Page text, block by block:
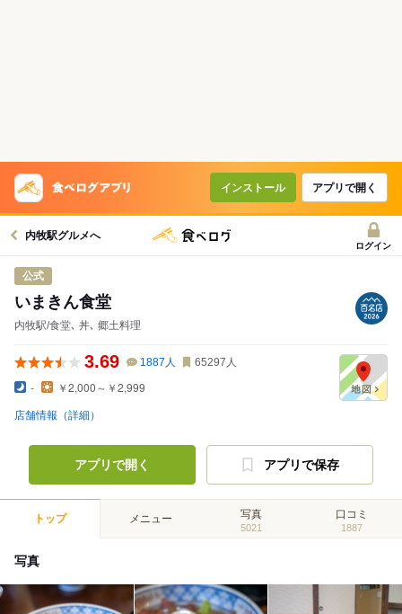
インストール アプリで開く
内牧駅グルメへ
ログイン
公式
いまきん食堂
内牧駅/食堂､ 丼､ 郷土料理
3.69 1887 人 65297 人
- ￥2,000～￥2,999
店舗情報（詳細）
アプリで開く アプリで保存
トップ メニュー 写真
5021
口コミ
1887
写真